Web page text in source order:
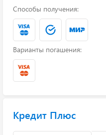
Способы получения:
Варианты погашения:
Кредит Плюс